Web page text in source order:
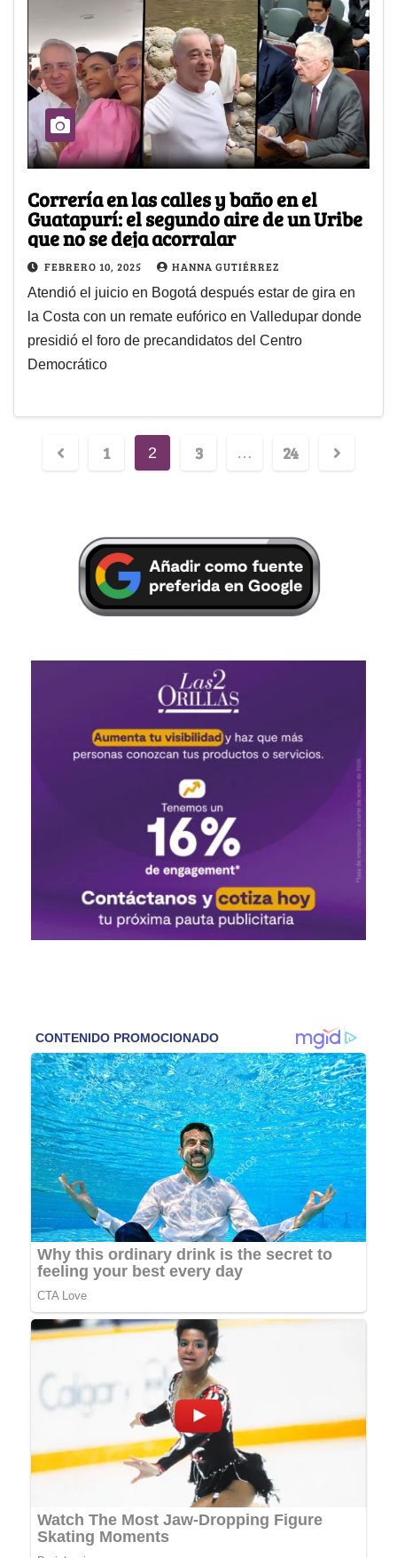
Correría en las calles y baño en el
Guatapurí: el segundo aire de un Uribe
que no se deja acorralar
FEBRERO 10, 2025 HANNA GUTIÉRREZ
Atendió el juicio en Bogotá después estar de gira en
la Costa con un remate eufórico en Valledupar donde
presidió el foro de precandidatos del Centro
Democrático
1 2 3 … 24